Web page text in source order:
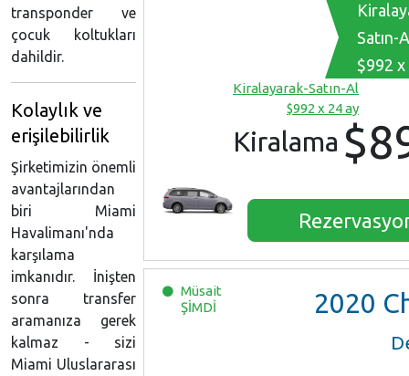
Satın-
$992 x
Kiralayarak-Satın-Al
$992 x 24 ay
Kiralama
Müsait
ŞİMDİ
2020 Chrysler
transponder ve
çocuk koltukları
dahildir.
Kolaylık ve
erişilebilirlik
Şirketimizin önemli
avantajlarından
biri Miami
Havalimanı'nda
karşılama
imkanıdır. İnişten
sonra transfer
aramanıza gerek
kalmaz - sizi
Miami Uluslararası